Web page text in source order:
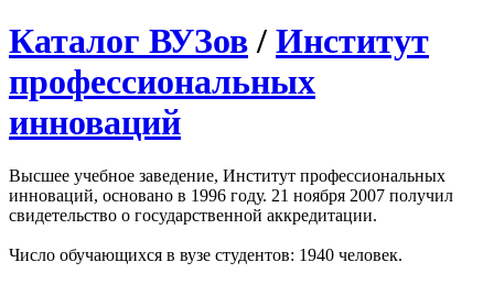
Каталог ВУЗов / Институт
профессиональных
инноваций
Высшее учебное заведение, Институт профессиональных
инноваций, основано в 1996 году. 21 ноября 2007 получил
свидетельство о государственной аккредитации.
Число обучающихся в вузе студентов: 1940 человек.